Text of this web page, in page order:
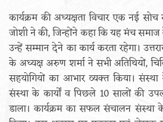
कार्यक्रम की अध्यक्षता विचार एक नई
जोशी ने की, जिन्होंने कहा कि यह मंच समाज
उन्हें सम्मान देने का कार्य करता रहेगा।
के अध्यक्ष अरुण शर्मा ने सभी अतिथियों,
सहयोगियों का आभार व्यक्त किया।
संस्था के कार्यों व पिछले 10 सालों की
डाला। कार्यक्रम का सफल संचालन